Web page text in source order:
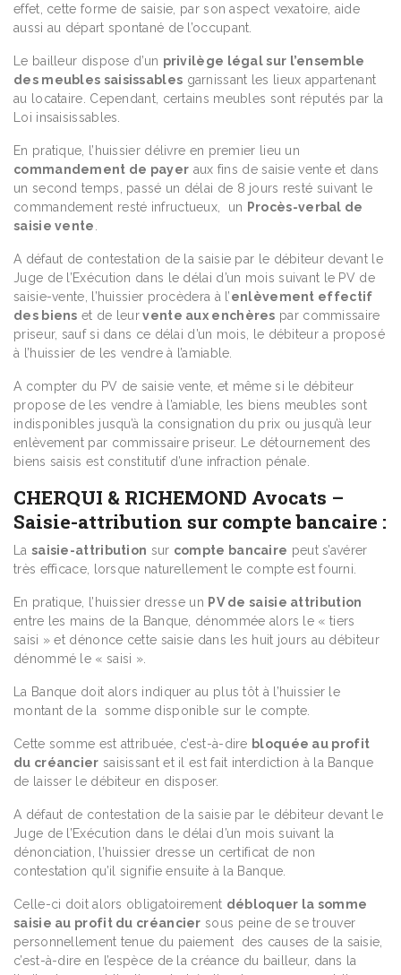
effet, cette forme de saisie, par son aspect vexatoire, aide
aussi au départ spontané de l’occupant.
Le bailleur dispose d’un privilège légal sur l’ensemble
des meubles saisissables garnissant les lieux appartenant
au locataire. Cependant, certains meubles sont réputés par la
Loi insaisissables.
En pratique, l’huissier délivre en premier lieu un
commandement de payer aux fins de saisie vente et dans
un second temps, passé un délai de 8 jours resté suivant le
commandement resté infructueux, un Procès-verbal de
saisie vente
A défaut de contestation de la saisie par le débiteur devant le
Juge de l’Exécution dans le délai d’un mois suivant le PV de
saisie-vente, l’huissier procèdera à l’enlèvement effectif
des biens et de leurvente aux enchères par commissaire
priseur, sauf si dans ce délai d’un mois, le débiteur a proposé
à l’huissier de les vendre à l’amiable.
A compter du PV de saisie vente, et même si le débiteur
propose de les vendre à l’amiable, les biens meubles sont
indisponibles jusqu’à la consignation du prix ou jusqu’à leur
enlèvement par commissaire priseur. Le détournement des
biens saisis est constitutif d’une infraction pénale.
CHERQUI & RICHEMOND Avocats –
Saisie-attribution sur compte bancaire :
La saisie-attribution sur compte bancaire peut s’avérer
très efficace, lorsque naturellement le compte est fourni.
En pratique, l’huissier dresse un PV de saisie attribution
entre les mains de la Banque, dénommée alors le « tiers
saisi » et dénonce cette saisie dans les huit jours au débiteur
dénommé le « saisi ».
La Banque doit alors indiquer au plus tôt à l’huissier le
montant de la somme disponible sur le compte.
Cette somme est attribuée, c’est-à-dire bloquée au profit
du créancier saisissant et il est fait interdiction à la Banque
de laisser le débiteur en disposer.
A défaut de contestation de la saisie par le débiteur devant le
Juge de l’Exécution dans le délai d’un mois suivant la
dénonciation, l’huissier dresse un certificat de non
contestation qu’il signifie ensuite à la Banque.
Celle-ci doit alors obligatoirement débloquer la somme
saisie au profit du créancier sous peine de se trouver
personnellement tenue du paiement des causes de la saisie,
c’est-à-dire en l’espèce de la créance du bailleur, dans la